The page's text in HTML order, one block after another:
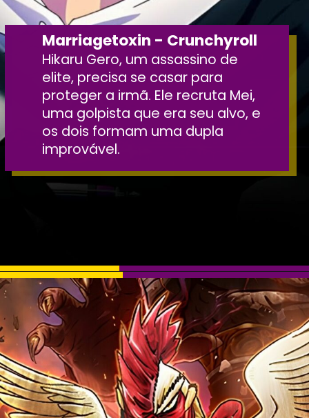
Marriagetoxin - Crunchyroll
Hikaru Gero, um assassino de
elite, precisa se casar para
proteger a irmã. Ele recruta Mei,
uma golpista que era seu alvo, e
os dois formam uma dupla
improvável.